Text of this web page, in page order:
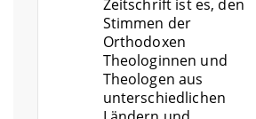
Zeitschrift ist es, den
Stimmen der
Orthodoxen
Theologinnen und
Theologen aus
unterschiedlichen